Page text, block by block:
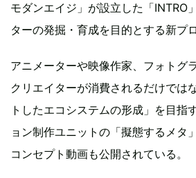
モダンエイジ」が設立した「INTRO
ターの発掘・育成を目的とする新プ
アニメーターや映像作家、フォトグ
クリエイターが消費されるだけでは
トしたエコシステムの形成」を目指
ョン制作ユニットの「擬態するメタ
コンセプト動画も公開されている。